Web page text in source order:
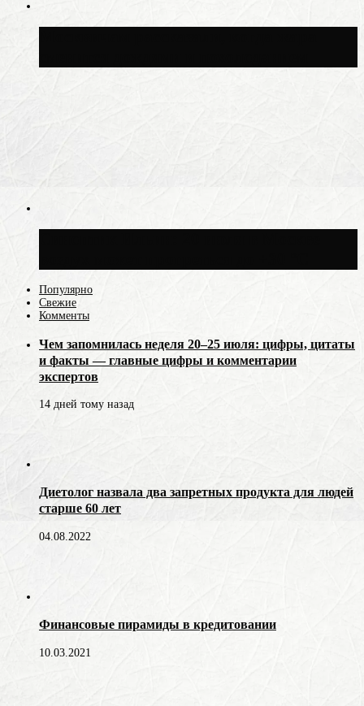
Популярно
Свежие
Комменты
Чем запомнилась неделя 20–25 июля: цифры, цитаты
и факты — главные цифры и комментарии
экспертов
14 дней тому назад
Диетолог назвала два запретных продукта для людей
старше 60 лет
04.08.2022
Финансовые пирамиды в кредитовании
10.03.2021